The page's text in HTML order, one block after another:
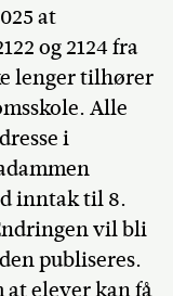
at
og 2124 fra
lenger tilhører
Alle
i
inntak til 8.
vil bli
publiseres.
elever kan få